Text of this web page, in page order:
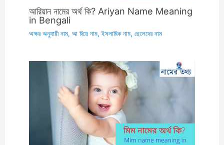
আরিয়ান নামের অর্থ কি? Ariyan Name Meaning
in Bengali
অক্ষর অনুযায়ী নাম,আ দিয়ে নাম,ইসলামিক নাম,ছেলেদের নাম